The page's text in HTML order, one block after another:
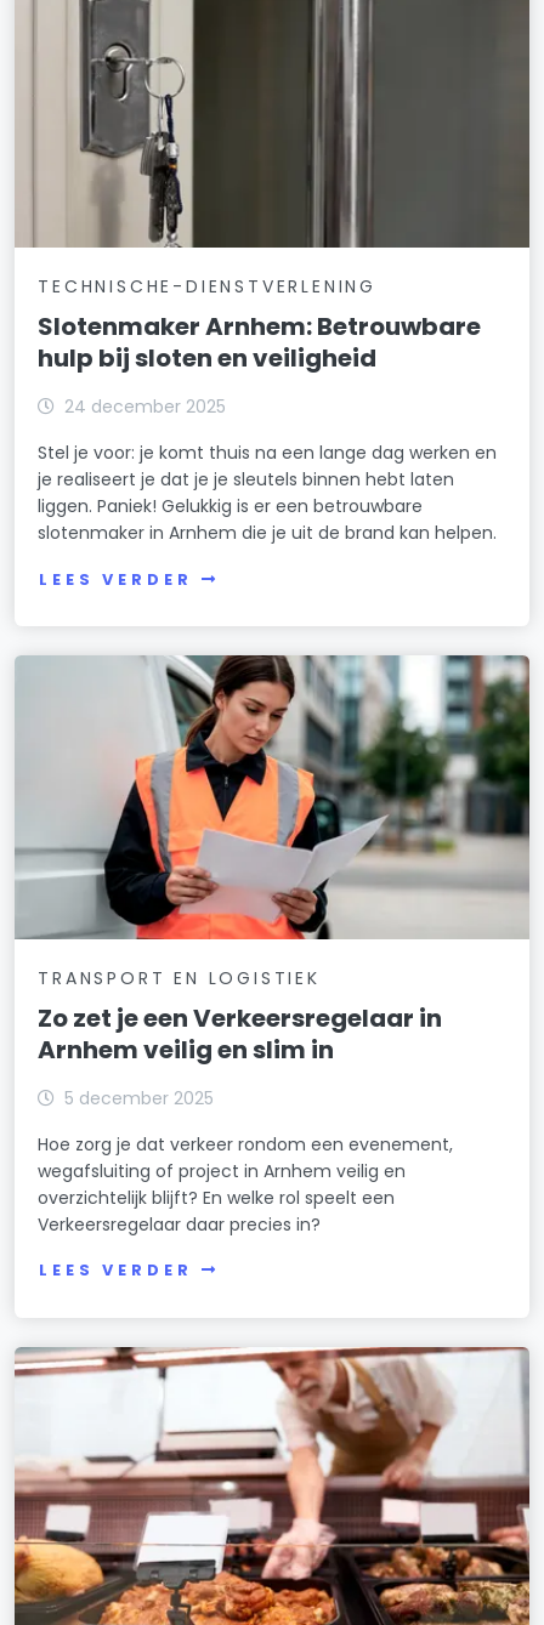
TECHNISCHE-DIENSTVERLENING
Slotenmaker Arnhem: Betrouwbare
hulp bij sloten en veiligheid
24 december 2025
Stel je voor: je komt thuis na een lange dag werken en
je realiseert je dat je je sleutels binnen hebt laten
liggen. Paniek! Gelukkig is er een betrouwbare
slotenmaker in Arnhem die je uit de brand kan helpen.
LEES VERDER
TRANSPORT EN LOGISTIEK
Zo zet je een Verkeersregelaar in
Arnhem veilig en slim in
5 december 2025
Hoe zorg je dat verkeer rondom een evenement,
wegafsluiting of project in Arnhem veilig en
overzichtelijk blijft? En welke rol speelt een
Verkeersregelaar daar precies in?
LEES VERDER